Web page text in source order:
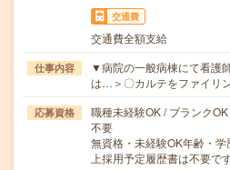
交通費
交通費全額支給
仕事内容
▼病院の一般病棟にて看護
は…＞〇カルテをファイリ
応募資格
職種未経験OK / ブランク
不要
無資格・未経験OK年齢・
上採用予定履歴書は不要